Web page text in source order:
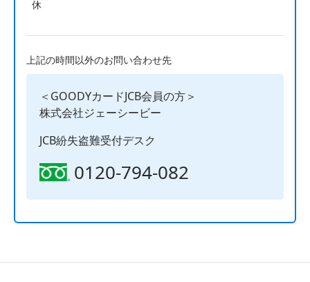
休
上記の時間以外のお問い合わせ先
＜GOODYカードJCB会員の方＞
株式会社ジェーシービー
JCB紛失盗難受付デスク
0120-794-082